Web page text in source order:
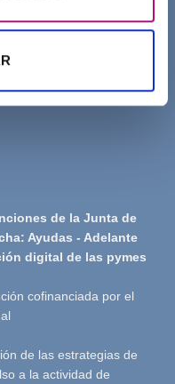
de la Junta de
Ayudas - Adelante
digital de las pymes
cofinanciada por el
de las estrategias de
a la actividad de